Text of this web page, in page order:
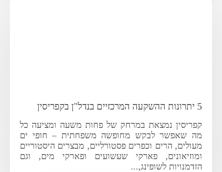
5 יתרונות ההשקעה המרכזיים בנדל"ן בקפריסין
קפריסין נמצאת במרחק של פחות משעה ומציעה כל
מה שאפשר לבקש מחופשה משפחתית – חופי ים
מעולים, הרים וכפרים פסטורליים, מבצרים היסטוריים
ומוזיאונים, פארקי שעשועים ופארקי מים, וגם
הזדמנויות לשופינג,...